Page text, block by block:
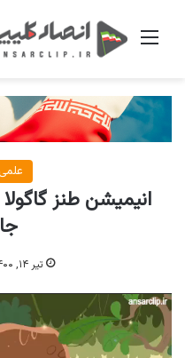
منو
انیمیشن طنز
تیر ۱۴, ۱۴۰۰
نمایشگر
ویدیو